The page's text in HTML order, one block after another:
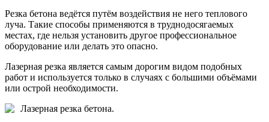
Резка бетона ведётся путём воздействия не него теплового
луча. Такие способы применяются в труднодосягаемых
местах, где нельзя установить другое профессиональное
оборудование или делать это опасно.
Лазерная резка является самым дорогим видом подобных
работ и используется только в случаях с большими объёмами
или острой необходимости.
Лазерная резка бетона.